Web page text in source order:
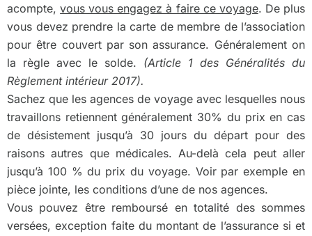
acompte,vous vous engagez à faire ce voyage. De plus
vous devez prendre la carte de membre de l’association
pour être couvert par son assurance. Généralement on
la règle avec le solde. (Article 1 des Généralités du
Règlement intérieur 2017).
Sachez que les agences de voyage avec lesquelles nous
travaillons retiennent généralement 30% du prix en cas
de désistement jusqu’à 30 jours du départ pour des
raisons autres que médicales. Au-delà cela peut aller
jusqu’à 100 % du prix du voyage. Voir par exemple en
pièce jointe, les conditions d’une de nos agences.
Vous pouvez être remboursé en totalité des sommes
versées, exception faite du montant de l’assurance si et